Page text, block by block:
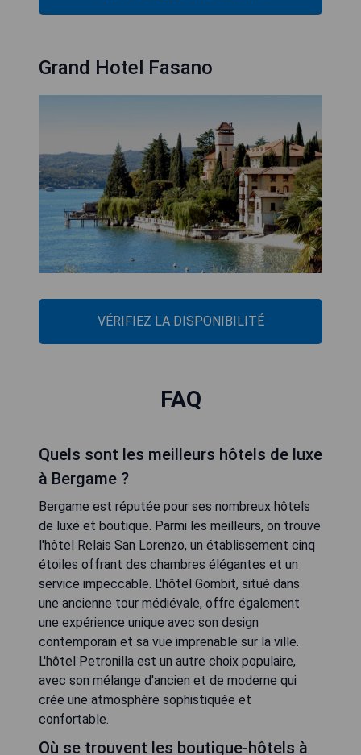
Grand Hotel Fasano
VÉRIFIEZ LA DISPONIBILITÉ
FAQ
Quels sont les meilleurs hôtels de luxe
à Bergame ?
Bergame est réputée pour ses nombreux hôtels
de luxe et boutique. Parmi les meilleurs, on trouve
l'hôtel Relais San Lorenzo, un établissement cinq
étoiles offrant des chambres élégantes et un
service impeccable. L'hôtel Gombit, situé dans
une ancienne tour médiévale, offre également
une expérience unique avec son design
contemporain et sa vue imprenable sur la ville.
L'hôtel Petronilla est un autre choix populaire,
avec son mélange d'ancien et de moderne qui
crée une atmosphère sophistiquée et
confortable.
Où se trouvent les boutique-hôtels à